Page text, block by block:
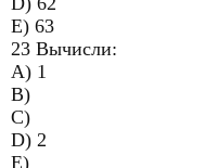
E) 63
23 Вычисли:
A) 1
B)
C)
D) 2
E)